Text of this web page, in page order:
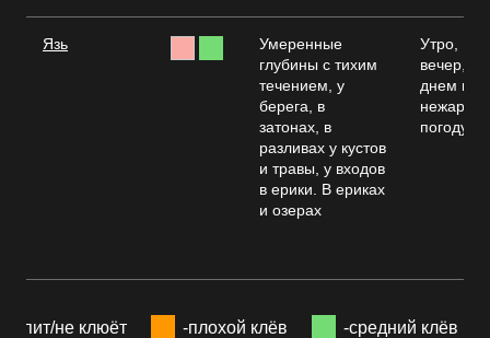
Язь
Умеренные
глубины с тихим
течением, у
берега, в
затонах, в
разливах у кустов
и травы, у входов
в ерики. В ериках
и озерах
Утро,
вечер,
днем в
погоду
-спит/не клюёт -плохой клёв -средний клёв